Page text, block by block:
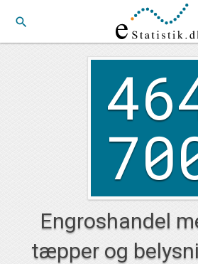
search
Engroshandel
tæpper og